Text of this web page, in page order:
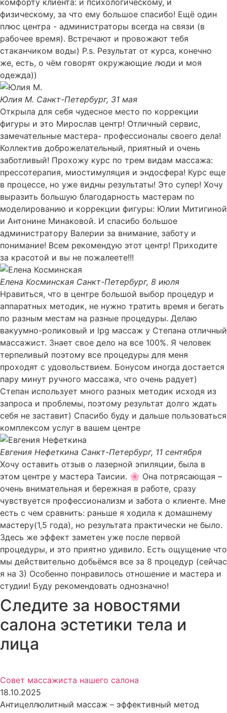
физическому, за что ему большое спасибо! Ещё один
плюс центра - администраторы всегда на связи (в
рабочее время). Встречают и провожают тебя
стаканчиком воды) P.s. Результат от курса, конечно
же, есть, о чём говорят окружающие люди и моя
одежда))
Юлия М. Санкт-Петербург, 31 мая
Открыла для себя чудесное место по коррекции
фигуры и это Мирослав центр! Отличный сервис,
замечательные мастера- профессионалы своего дела!
Коллектив доброжелательный, приятный и очень
заботливый! Прохожу курс по трем видам массажа:
прессотерапия, миостимуляция и эндосфера! Курс еще
в процессе, но уже видны результаты! Это супер! Хочу
выразить большую благодарность мастерам по
моделированию и коррекции фигуры: Юлии Митигиной
и Антонине Минаковой. И спасибо большое
администратору Валерии за внимание, заботу и
понимание! Всем рекомендую этот центр! Приходите
за красотой и вы не пожалеете!!!
Елена Косминская Санкт-Петербург, 8 июля
Нравиться, что в центре большой выбор процедур и
аппаратных методик, не нужно тратить время и бегать
по разным местам на разные процедуры. Делаю
вакуумно-роликовый и lpg массаж у Степана отличный
массажист. Знает свое дело на все 100%. Я человек
терпеливый поэтому все процедуры для меня
проходят с удовольствием. Бонусом иногда достается
пару минут ручного массажа, что очень радует)
Степан использует много разных методик исходя из
запроса и проблемы, поэтому результат долго ждать
себя не заставит) Спасибо буду и дальше пользоваться
комплексом услуг в вашем центре
Евгения Нефеткина Санкт-Петербург, 11 сентября
Хочу оставить отзыв о лазерной эпиляции, была в
этом центре у мастера Таисии. 🌸 Она потрясающая –
очень внимательная и бережная в работе, сразу
чувствуется профессионализм и забота о клиенте. Мне
есть с чем сравнить: раньше я ходила к домашнему
мастеру(1,5 года), но результата практически не было.
Здесь же эффект заметен уже после первой
процедуры, и это приятно удивило. Есть ощущение что
мы действительно добьёмся все за 8 процедур (сейчас
я на 3) Особенно понравилось отношение и мастера и
студии! Буду рекомендовать однозначно!
Следите за новостями
салона эстетики тела и
лица
Совет массажиста нашего салона
18.10.2025
Антицеллюлитный массаж – эффективный метод